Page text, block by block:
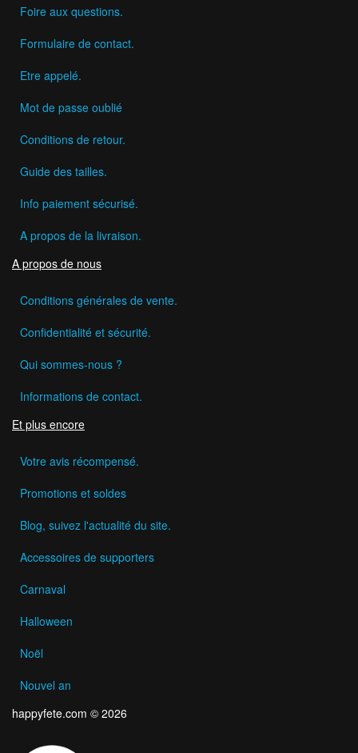
Foire aux questions.
Formulaire de contact.
Etre appelé.
Mot de passe oublié
Conditions de retour.
Guide des tailles.
Info paiement sécurisé.
A propos de la livraison.
A propos de nous
Conditions générales de vente.
Confidentialité et sécurité.
Qui sommes-nous ?
Informations de contact.
Et plus encore
Votre avis récompensé.
Promotions et soldes
Blog, suivez l'actualité du site.
Accessoires de supporters
Carnaval
Halloween
Noël
Nouvel an
happyfete.com © 2026